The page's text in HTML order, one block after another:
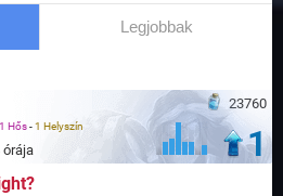
Legjobbak
23760
1 Hős-1 Helyszín
órája 1